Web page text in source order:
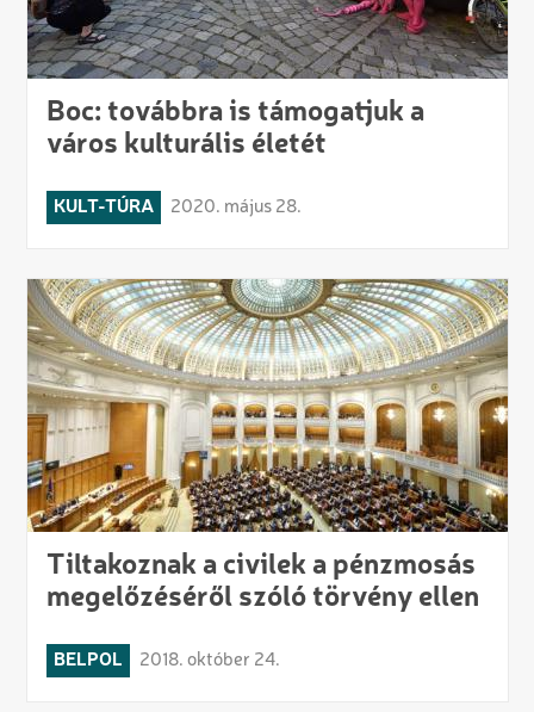
Boc: továbbra is támogatjuk a
város kulturális életét
KULT-TÚRA 2020. május 28.
Tiltakoznak a civilek a pénzmosás
megelőzéséről szóló törvény ellen
BELPOL 2018. október 24.